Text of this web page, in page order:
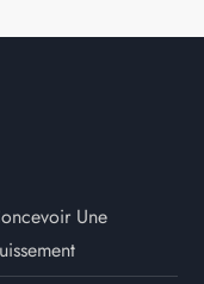
Une